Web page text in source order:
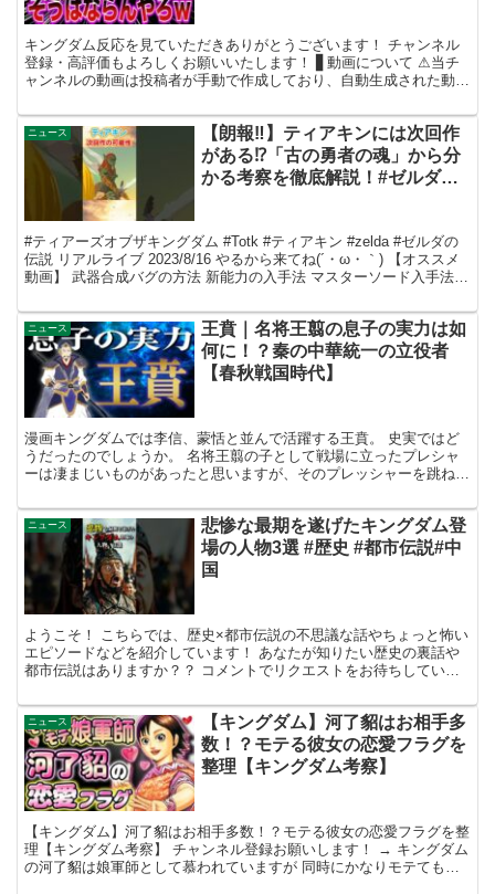
キングダム反応を見ていただきありがとうございます！ チャンネル
登録・高評価もよろしくお願いいたします！ ▋動画について ⚠当チ
ャンネルの動画は投稿者が手動で作成しており、自動生成された動
ニュース
【朗報‼】ティアキンには次回作
がある⁉「古の勇者の魂」から分
かる考察を徹底解説！#ゼルダの
#ティアーズオブザキングダム #Totk #ティアキン #zelda #ゼルダの
伝説 リアルライブ 2023/8/16 やるから来てね(´・ω・｀) 【オススメ
動画】 武器合成バグの方法 新能力の入手法 マスターソード入手法
ニュース
王賁｜名将王翦の息子の実力は如
何に！？秦の中華統一の立役者
【春秋戦国時代】
漫画キングダムでは李信、蒙恬と並んで活躍する王賁。 史実ではど
うだったのでしょうか。 名将王翦の子として戦場に立ったプレシャ
ーは凄まじいものがあったと思いますが、そのプレッシャーを跳ね返
ニュース
悲惨な最期を遂げたキングダム登
場の人物3選 #歴史 #都市伝説#中
国
ようこそ！ こちらでは、歴史×都市伝説の不思議な話やちょっと怖い
エピソードなどを紹介しています！ あなたが知りたい歴史の裏話や
都市伝説はありますか？？ コメントでリクエストをお待ちしていま
ニュース
【キングダム】河了貂はお相手多
数！？モテる彼女の恋愛フラグを
整理【キングダム考察】
【キングダム】河了貂はお相手多数！？モテる彼女の恋愛フラグを整
理【キングダム考察】 チャンネル登録お願いします！ → キングダム
の河了貂は娘軍師として慕われていますが 同時にかなりモテてもい